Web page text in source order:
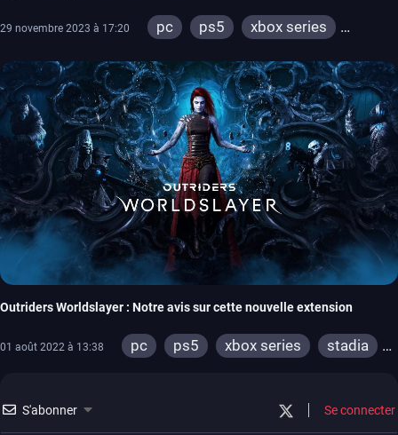
29 novembre 2023 à 17:20 pc ps5
xbox series
Outriders Worldslayer : Notre avis sur cette nouvelle extension
01 août 2022 à 13:38 pc ps5 xbox series
stadia
S'abonner Se connecter